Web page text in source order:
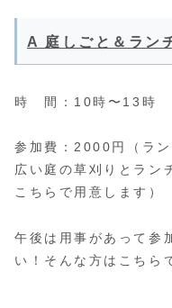
A 庭しごと＆ラン
時 間：10時〜13時
参加費：2000円（ラン
広い庭の草刈りとラン
こちらで用意します）
午後は用事があって参
い！そんな方はこちら